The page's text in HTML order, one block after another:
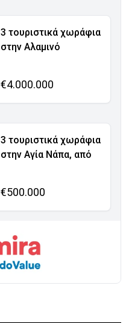
3 τουριστικά χωράφια
στην Αλαμινό
€4.000.000
3 τουριστικά χωράφια
στην Αγία Νάπα, από
€500.000